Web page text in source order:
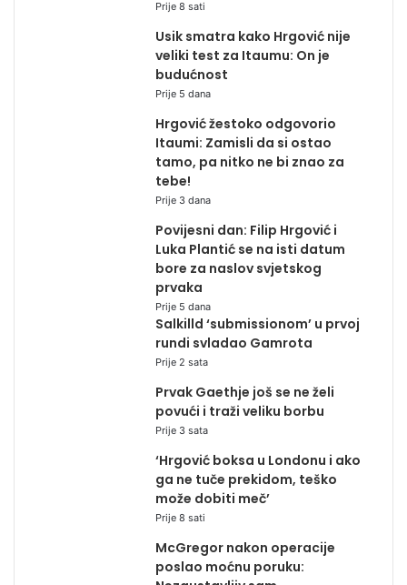
Prije 8 sati
Usik smatra kako Hrgović nije
veliki test za Itaumu: On je
budućnost
Prije 5 dana
Hrgović žestoko odgovorio
Itaumi: Zamisli da si ostao
tamo, pa nitko ne bi znao za
tebe!
Prije 3 dana
Povijesni dan: Filip Hrgović i
Luka Plantić se na isti datum
bore za naslov svjetskog
prvaka
Prije 5 dana
Salkilld ‘submissionom’ u prvoj
rundi svladao Gamrota
Prije 2 sata
Prvak Gaethje još se ne želi
povući i traži veliku borbu
Prije 3 sata
‘Hrgović boksa u Londonu i ako
ga ne tuče prekidom, teško
može dobiti meč’
Prije 8 sati
McGregor nakon operacije
poslao moćnu poruku: